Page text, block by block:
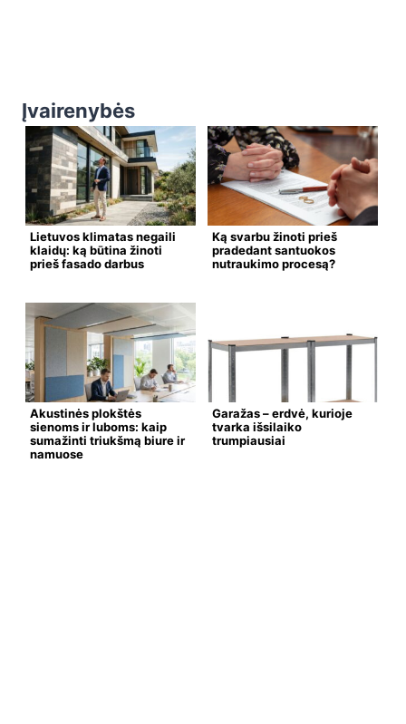
Įvairenybės
Lietuvos klimatas negaili
klaidų: ką būtina žinoti
prieš fasado darbus
Ką svarbu žinoti prieš
pradedant santuokos
nutraukimo procesą?
Akustinės plokštės
sienoms ir luboms: kaip
sumažinti triukšmą biure ir
namuose
Garažas – erdvė, kurioje
tvarka išsilaiko
trumpiausiai